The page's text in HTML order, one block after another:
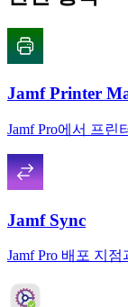
Jamf Printer
Jamf Pro에서 프린
Jamf Sync
Jamf Pro 배포 지